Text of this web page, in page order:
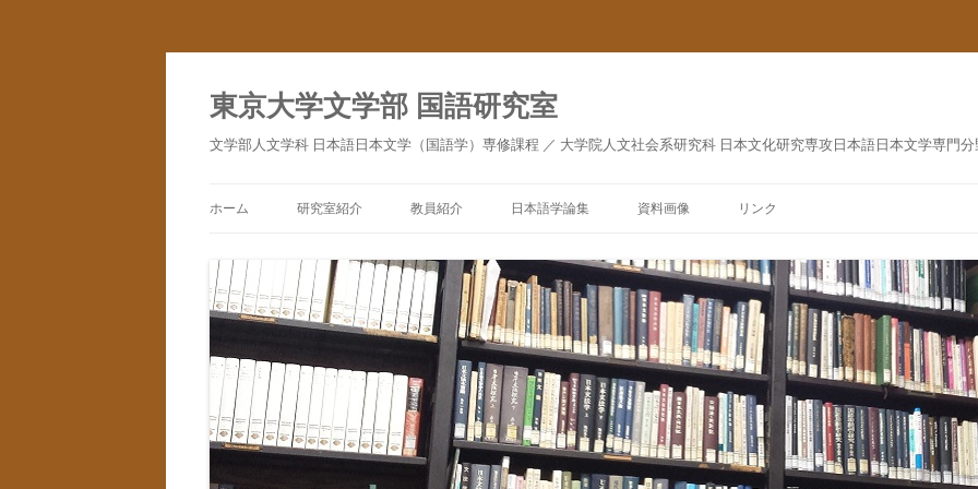
コ
テ
ン
ツ
へ
ス
東京大学文学部 国語研究室
文学部人文学科 日本語日本文学（国語学）専修課程 ／ 大学院人文社会系研究科 日本文化研究専攻日本語日本文学専門分
ホーム 研究室紹介 教員紹介 日本語学論集 資料画像 リンク